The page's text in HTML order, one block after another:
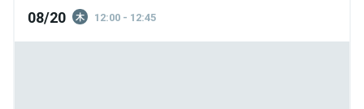
08/20 木 12:00 - 12:45